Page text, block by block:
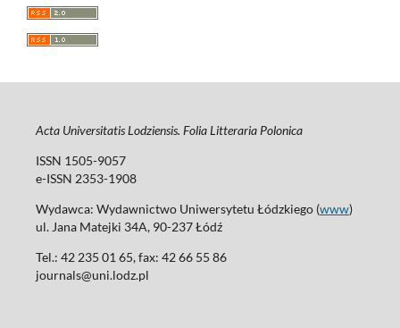
Acta Universitatis Lodziensis. Folia Litteraria Polonica
ISSN 1505-9057
e-ISSN 2353-1908
Wydawca: Wydawnictwo Uniwersytetu Łódzkiego (www)
ul. Jana Matejki 34A, 90-237 Łódź
Tel.: 42 235 01 65, fax: 42 66 55 86
journals@uni.lodz.pl